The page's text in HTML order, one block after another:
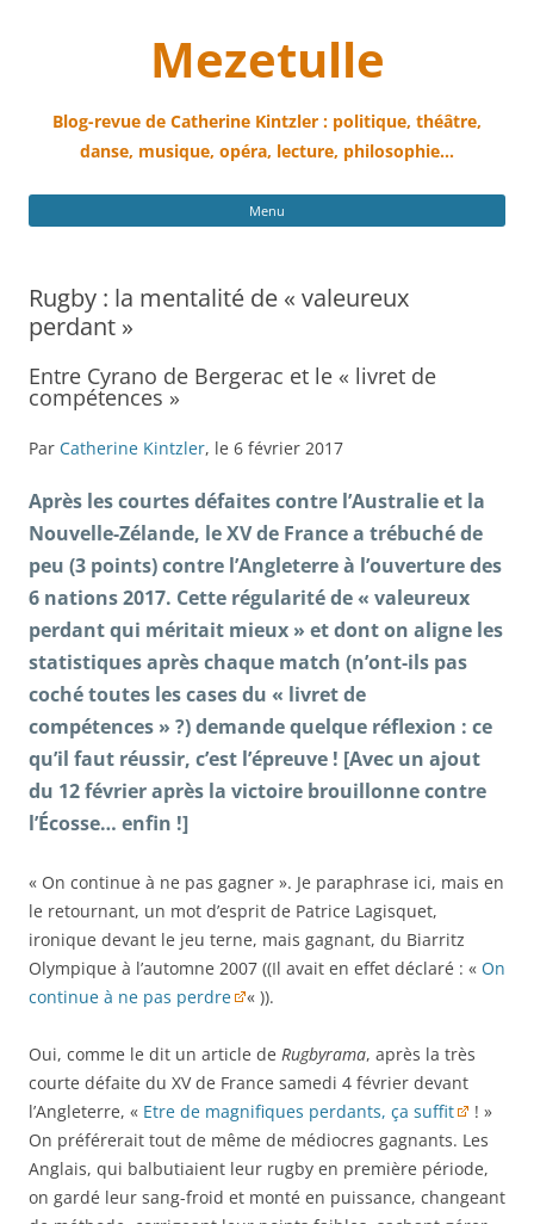
Mezetulle
Blog-revue de Catherine Kintzler : politique, théâtre,
danse, musique, opéra, lecture, philosophie…
Menu
Rugby : la mentalité de « valeureux
perdant »
Entre Cyrano de Bergerac et le « livret de
compétences »
Par Catherine Kintzler, le 6 février 2017
Après les courtes défaites contre l’Australie et la
Nouvelle-Zélande, le XV de France a trébuché de
peu (3 points) contre l’Angleterre à l’ouverture des
6 nations 2017. Cette régularité de « valeureux
perdant qui méritait mieux » et dont on aligne les
statistiques après chaque match (n’ont-ils pas
coché toutes les cases du « livret de
compétences » ?) demande quelque réflexion : ce
qu’il faut réussir, c’est l’épreuve ! [Avec un ajout
du 12 février après la victoire brouillonne contre
l’Écosse… enfin !]
« On continue à ne pas gagner ». Je paraphrase ici, mais en
le retournant, un mot d’esprit de Patrice Lagisquet,
ironique devant le jeu terne, mais gagnant, du Biarritz
Olympique à l’automne 2007 ((Il avait en effet déclaré : « On
continue à ne pas perdre
« )).
Oui, comme le dit un article de Rugbyrama, après la très
courte défaite du XV de France samedi 4 février devant
l’Angleterre, « Etre de magnifiques perdants, ça suffit
! »
On préférerait tout de même de médiocres gagnants. Les
Anglais, qui balbutiaient leur rugby en première période,
on gardé leur sang-froid et monté en puissance, changeant